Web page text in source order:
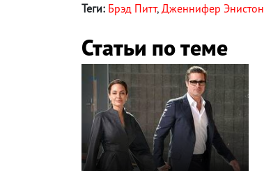
Теги: Брэд Питт, Дженнифер Энистон
Статьи по теме